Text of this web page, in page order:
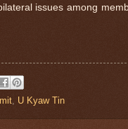
issues among
U Kyaw Tin